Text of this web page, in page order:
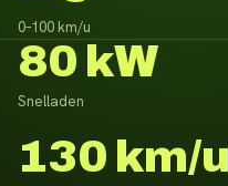
0–100 km/u
80 kW
Snelladen
130 km/u